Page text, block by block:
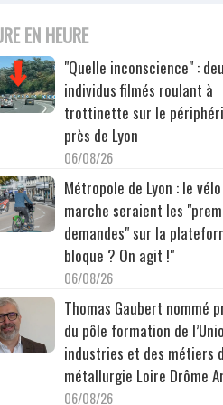
EN HEURE
"Quelle inconscience" :
individus filmés roulant à
trottinette sur le
près de Lyon
06/08/26
Métropole de Lyon : le
marche seraient les
demandes" sur la
bloque ? On agit !"
06/08/26
Thomas Gaubert nommé
du pôle formation de
industries et des métiers
métallurgie Loire Drôme
06/08/26